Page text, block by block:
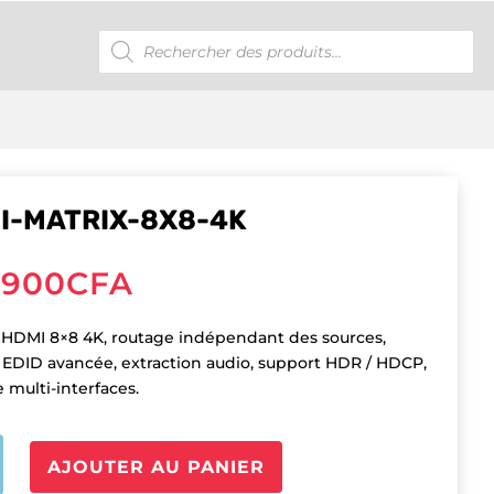
Recherche
de
produits
MATRIX-8X8-4K
CFA
8×8 4K, routage indépendant des sources,
avancée, extraction audio, support HDR / HDCP,
multi-interfaces.
AJOUTER AU PANIER